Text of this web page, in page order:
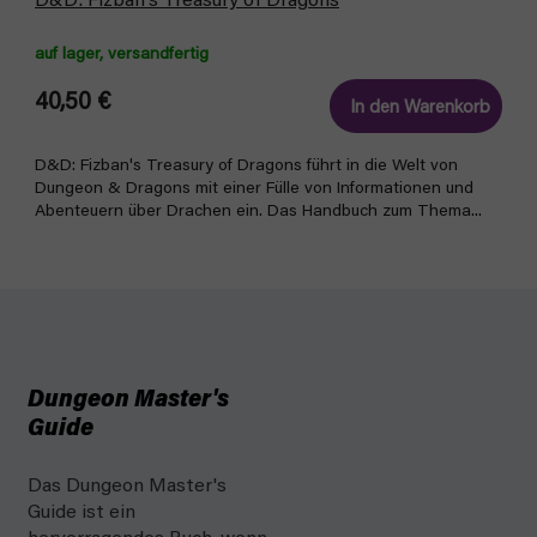
auf lager, versandfertig
40,50 € In den Warenkorb
D&D: Fizban's Treasury of Dragons führt in die Welt von
Dungeon & Dragons mit einer Fülle von Informationen und
Abenteuern über Drachen ein. Das Handbuch zum Thema...
Dungeon Master's
Guide
Das Dungeon Master's
Guide ist ein